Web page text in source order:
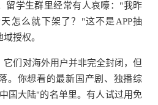
留学生群里经常有人哀嚎："我昨
怎么就下架了？"这不是APP抽
授权。
它们对海外用户并非完全封闭，但
。你想看的最新国产剧、独播综
国大陆"的名单里。有人试过用免